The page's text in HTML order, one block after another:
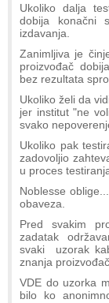
Ukoliko dalja
dobija konačni
izdavanja.
Zanimljiva je
proizvođač
bez rezultata
Ukoliko želi da
jer institut "ne
svako
Ukoliko pak
zadovoljio
u proces
Noblesse
obaveza.
Pred svakim
zadatak
svaki uzorak
znanja
VDE do uzorka
bilo ko